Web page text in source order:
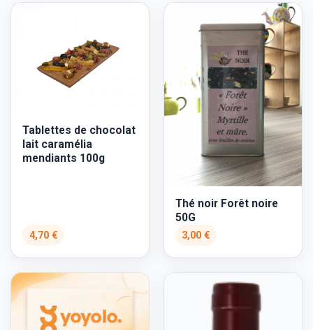
Tablettes de chocolat
lait caramélia
mendiants 100g
4,70 €
Thé noir Forêt noire
50G
3,00 €